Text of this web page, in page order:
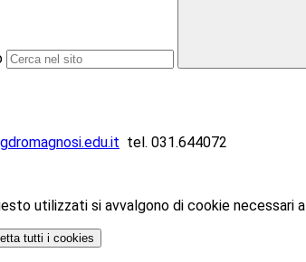
tel. 031.644072
utilizzati si avvalgono di cookie
tutti i cookies